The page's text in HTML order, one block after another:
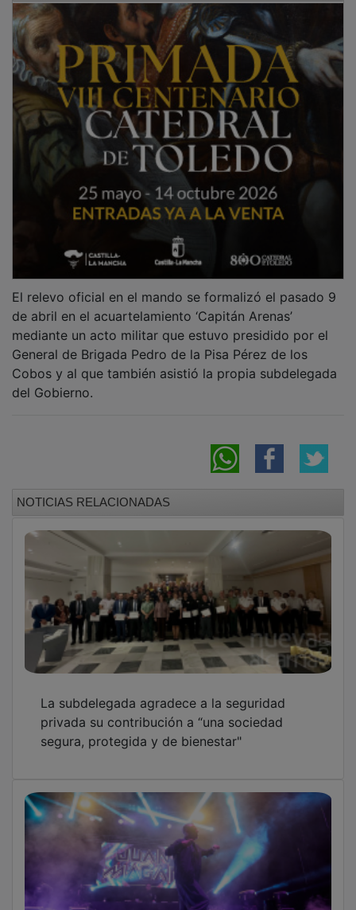
de abril en el acuartelamiento ‘Capitán Arenas’
mediante un acto militar que estuvo presidido por el
General de Brigada Pedro de la Pisa Pérez de los
Cobos y al que también asistió la propia subdelegada
del Gobierno.
privada su contribución a “una sociedad
segura, protegida y de bienestar"